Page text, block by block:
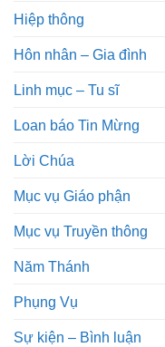
Hiệp thông
Hôn nhân – Gia đình
Linh mục – Tu sĩ
Loan báo Tin Mừng
Lời Chúa
Mục vụ Giáo phận
Mục vụ Truyền thông
Năm Thánh
Phụng Vụ
Sự kiện – Bình luận